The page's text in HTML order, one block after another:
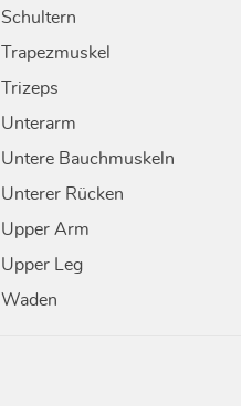
Schultern
Trapezmuskel
Trizeps
Unterarm
Untere Bauchmuskeln
Unterer Rücken
Upper Arm
Upper Leg
Waden